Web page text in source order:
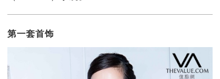
第一套首饰